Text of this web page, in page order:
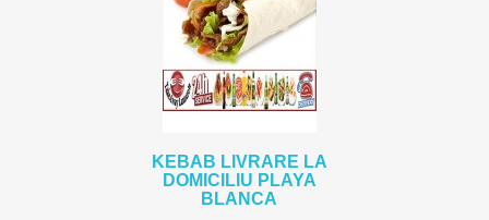
KEBAB LIVRARE LA
DOMICILIU PLAYA
BLANCA